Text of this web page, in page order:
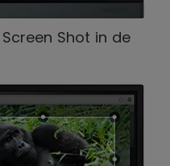
Shot in de